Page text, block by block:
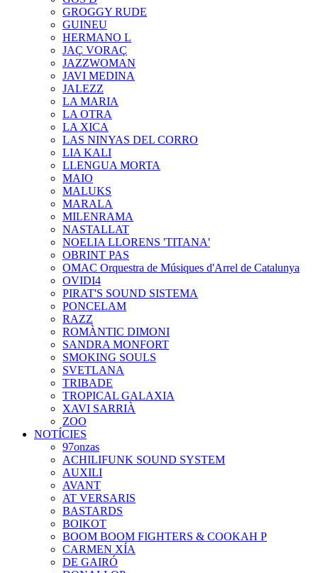
GROGGY RUDE
GUINEU
HERMANO L
JAÇ VORAÇ
JAZZWOMAN
JAVI MEDINA
JALEZZ
LA MARIA
LA OTRA
LA XICA
LAS NINYAS DEL CORRO
LIA KALI
LLENGUA MORTA
MAIO
MALUKS
MARALA
MILENRAMA
NASTALLAT
NOELIA LLORENS 'TITANA'
OBRINT PAS
OMAC Orquestra de Músiques d'Arrel de Catalunya
OVIDI4
PIRAT'S SOUND SISTEMA
PONCELAM
RAZZ
ROMÀNTIC DIMONI
SANDRA MONFORT
SMOKING SOULS
SVETLANA
TRIBADE
TROPICAL GALAXIA
XAVI SARRIÀ
ZOO
NOTÍCIES
97onzas
ACHILIFUNK SOUND SYSTEM
AUXILI
AVANT
AT VERSARIS
BASTARDS
BOIKOT
BOOM BOOM FIGHTERS & COOKAH P
CARMEN XÍA
DE GAIRÓ